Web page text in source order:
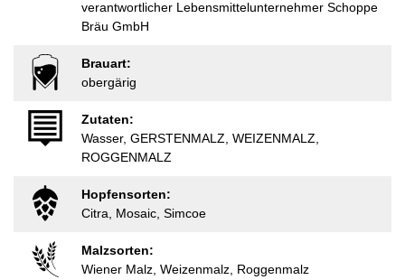
verantwortlicher Lebensmittelunternehmer Schoppe
Bräu GmbH
Brauart:
obergärig
Zutaten:
Wasser, GERSTENMALZ, WEIZENMALZ,
ROGGENMALZ
Hopfensorten:
Citra, Mosaic, Simcoe
Malzsorten:
Wiener Malz, Weizenmalz, Roggenmalz